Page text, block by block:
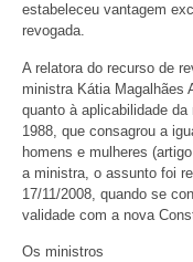
estabeleceu vantagem
revogada.
A relatora do recurso de
ministra Kátia Magalhães
quanto à aplicabilidade
1988, que consagrou a
homens e mulheres
a ministra, o assunto foi
17/11/2008, quando se
validade com a nova
Os ministros